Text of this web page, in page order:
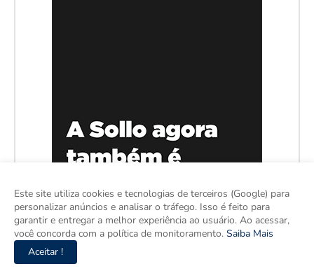
Este site utiliza cookies e tecnologias de terceiros (Google) para
personalizar anúncios e analisar o tráfego. Isso é feito para
garantir e entregar a melhor experiência ao usuário. Ao acessar,
você concorda com a política de monitoramento. Saiba Mais
Aceitar !